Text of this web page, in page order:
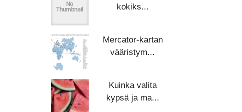
kokiks...
Mercator-kartan
vääristym...
Kuinka valita
kypsä ja ma...